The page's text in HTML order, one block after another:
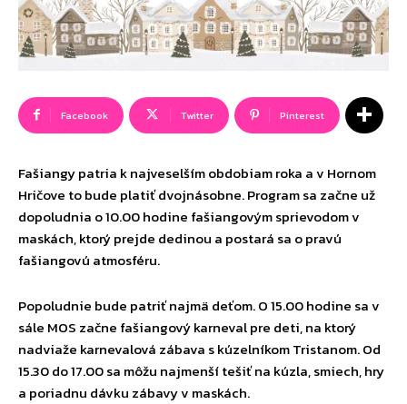
Facebook Twitter Pinterest
Fašiangy patria k najveselším obdobiam roka a v Hornom
Hričove to bude platiť dvojnásobne. Program sa začne už
dopoludnia o 10.00 hodine fašiangovým sprievodom v
maskách, ktorý prejde dedinou a postará sa o pravú
fašiangovú atmosféru.
Popoludnie bude patriť najmä deťom. O 15.00 hodine sa v
sále MOS začne fašiangový karneval pre deti, na ktorý
nadviaže karnevalová zábava s kúzelníkom Tristanom. Od
15.30 do 17.00 sa môžu najmenší tešiť na kúzla, smiech, hry
a poriadnu dávku zábavy v maskách.